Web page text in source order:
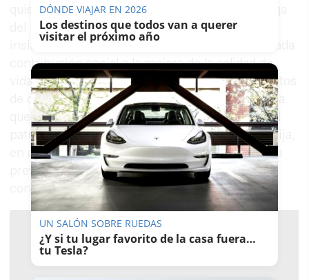
quienes agradecieron en sus nombres la entrega
del pueblo con aquel gesto. El acuerdo plenario
insistía entonces en “su meritoria y desinteresada
contribución social a la mejora de la calidad de
vida de las personas, especialmente en momentos
de dificultad”. El texto de la concesión destacaba
que las hermanas “forman parte indiscutible del
patrimonio humano, histórico y cultural de Lebrija,
en cuya conservación y mantenimiento ayuda la
presencia y pervivencia de sendas
congregaciones”.
DÓNDE VIAJAR EN 2026
Los destinos que todos van a querer
visitar el próximo año
UN SALÓN SOBRE RUEDAS
¿Y si tu lugar favorito de la casa fuera…
tu Tesla?